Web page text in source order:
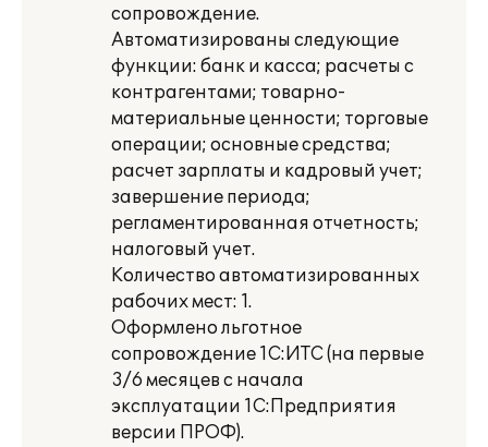
сопровождение.
Автоматизированы следующие
функции: банк и касса; расчеты с
контрагентами; товарно-
материальные ценности; торговые
операции; основные средства;
расчет зарплаты и кадровый учет;
завершение периода;
регламентированная отчетность;
налоговый учет.
Количество автоматизированных
рабочих мест: 1.
Оформлено льготное
сопровождение 1С:ИТС (на первые
3/6 месяцев с начала
эксплуатации 1С:Предприятия
версии ПРОФ).